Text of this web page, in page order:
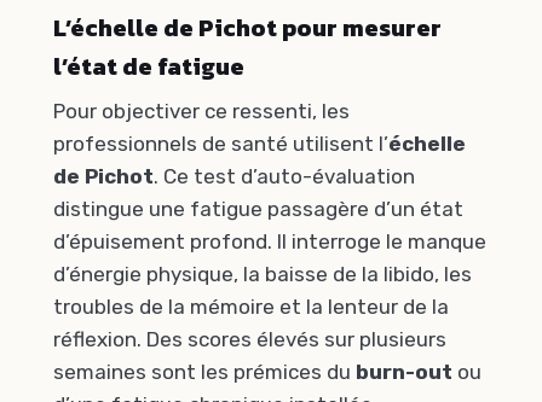
L’échelle de Pichot pour mesurer
l’état de fatigue
Pour objectiver ce ressenti, les
professionnels de santé utilisent l’échelle
de Pichot. Ce test d’auto-évaluation
distingue une fatigue passagère d’un état
d’épuisement profond. Il interroge le manque
d’énergie physique, la baisse de la libido, les
troubles de la mémoire et la lenteur de la
réflexion. Des scores élevés sur plusieurs
semaines sont les prémices du burn-out ou